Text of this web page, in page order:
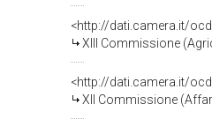
<http://dati.camera.it/
XIII Commissione
<http://dati.camera.it/
XII Commissione